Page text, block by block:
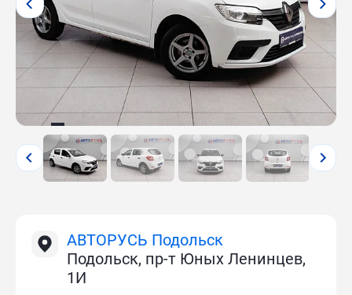
АВТОРУСЬ Подольск
Подольск, пр-т Юных Ленинцев,
1И